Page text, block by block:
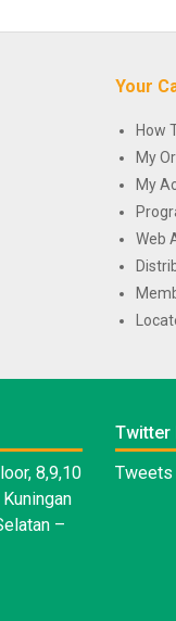
Your
How
My
My
Web
8,9,10
–
Twitter
Tweets